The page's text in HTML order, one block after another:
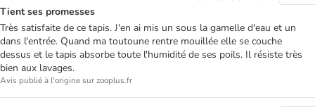
Tient ses promesses
Très satisfaite de ce tapis. J'en ai mis un sous la gamelle d'eau et un
dans l'entrée. Quand ma toutoune rentre mouillée elle se couche
dessus et le tapis absorbe toute l'humidité de ses poils. Il résiste très
bien aux lavages.
Avis publié à l'origine sur zooplus.fr